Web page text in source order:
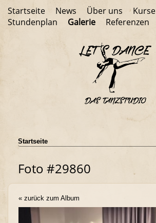
Startseite News Über uns
Kurse
Stundenplan
Galerie Referenzen
Startseite
Foto #29860
« zurück zum Album